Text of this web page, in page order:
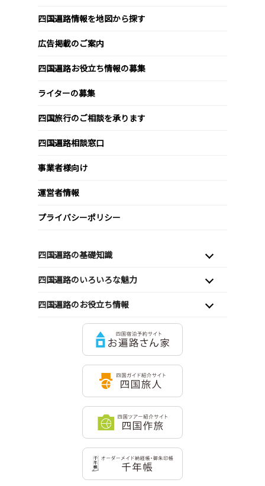
四国遍路情報を地図から探す
広告掲載のご案内
四国遍路お役立ち情報の募集
ライターの募集
四国旅行のご相談を承ります
四国遍路相談窓口
事業者様向け
運営者情報
プライバシーポリシー
四国遍路の基礎知識
四国遍路のいろいろな魅力
四国遍路のお役立ち情報